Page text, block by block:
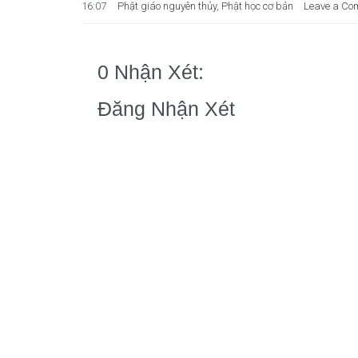
16:07 Phật giáo nguyên thủy, Phật học cơ bản Leave a
0 Nhận Xét:
Đăng Nhận Xét